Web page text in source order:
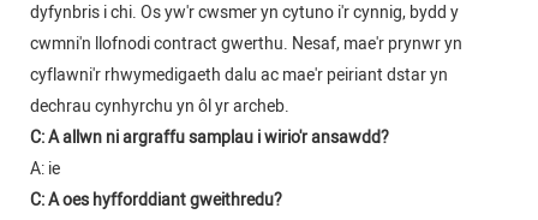
dyfynbris i chi. Os yw'r cwsmer yn cytuno i'r cynnig, bydd y
cwmni'n llofnodi contract gwerthu. Nesaf, mae'r prynwr yn
cyflawni'r rhwymedigaeth dalu ac mae'r peiriant dstar yn
dechrau cynhyrchu yn ôl yr archeb.
C: A allwn ni argraffu samplau i wirio'r ansawdd?
A: ie
C: A oes hyfforddiant gweithredu?